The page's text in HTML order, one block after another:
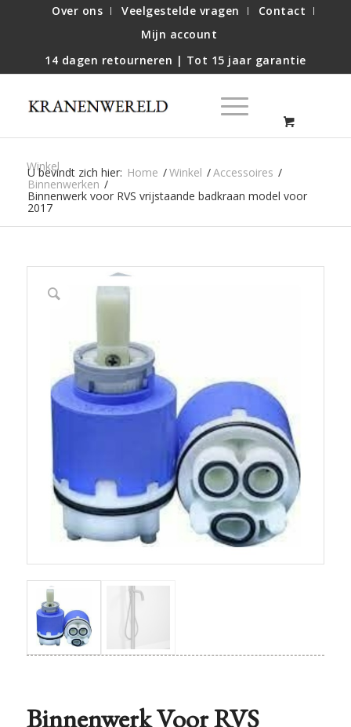
Over ons Veelgestelde vragen
Contact
Mijn account
14 dagen retourneren | Tot 15 jaar garantie
Winkel
U bevindt zich hier: Home /Winkel /Accessoires /
Binnenwerken /
Binnenwerk voor RVS vrijstaande badkraan model voor
2017
Binnenwerk Voor RVS